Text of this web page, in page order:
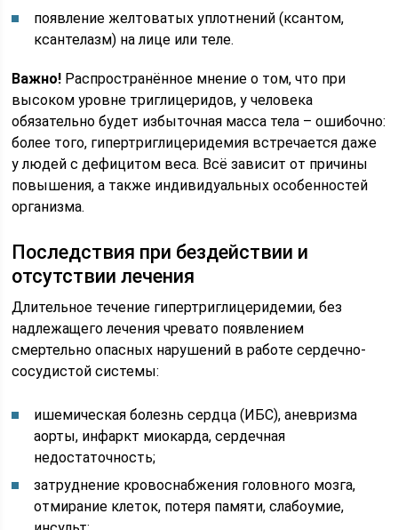
появление желтоватых уплотнений (ксантом,
ксантелазм) на лице или теле.
Важно! Распространённое мнение о том, что при
высоком уровне триглицеридов, у человека
обязательно будет избыточная масса тела – ошибочно:
более того, гипертриглицеридемия встречается даже
у людей с дефицитом веса. Всё зависит от причины
повышения, а также индивидуальных особенностей
организма.
Последствия при бездействии и
отсутствии лечения
Длительное течение гипертриглицеридемии, без
надлежащего лечения чревато появлением
смертельно опасных нарушений в работе сердечно-
сосудистой системы:
ишемическая болезнь сердца (ИБС), аневризма
аорты, инфаркт миокарда, сердечная
недостаточность;
затруднение кровоснабжения головного мозга,
отмирание клеток, потеря памяти, слабоумие,